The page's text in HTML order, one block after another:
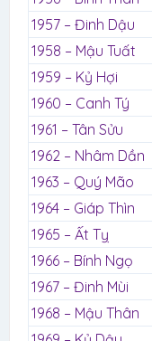
1957 – Đinh Dậu
1958 – Mậu Tuất
1959 – Kỷ Hợi
1960 – Canh Tý
1961 – Tân Sửu
1962 – Nhâm Dần
1963 – Quý Mão
1964 – Giáp Thìn
1965 – Ất Tỵ
1966 – Bính Ngọ
1967 – Đinh Mùi
1968 – Mậu Thân